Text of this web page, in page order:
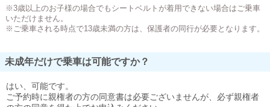
※3歳以上のお子様の場合でもシートベルトが着用できない場合はご乗車
いただけません。
※ご乗車される時点で13歳未満の方は、保護者の同行が必要となります。
未成年だけで乗車は可能ですか？
はい、可能です。
ご予約時に親権者の方の同意書は必要ございませんが、必ず親権者